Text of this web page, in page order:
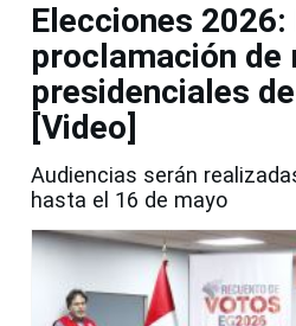
Elecciones
proclamación de
presidenciales
[Video]
Audiencias serán
hasta el 16 de mayo